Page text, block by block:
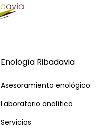
Enología Ribadavia
Asesoramiento enológico
Laboratorio analítico
Servicios